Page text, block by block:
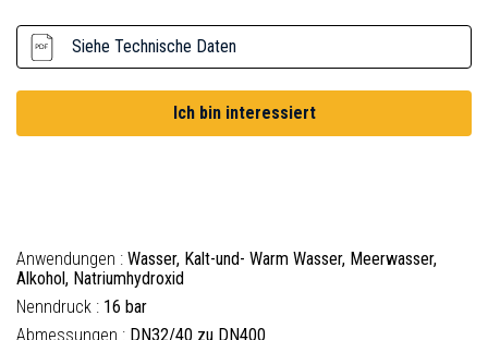
Siehe Technische Daten
Ich bin interessiert
Anwendungen : Wasser, Kalt-und- Warm Wasser, Meerwasser,
Alkohol, Natriumhydroxid
Nenndruck : 16 bar
Abmessungen : DN32/40 zu DN400